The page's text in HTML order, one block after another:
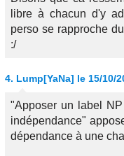
libre à chacun d'y
perso se rapproche
:/
4. Lump[YaNa] le 15/10/
"Apposer un label
indépendance"
dépendance à une